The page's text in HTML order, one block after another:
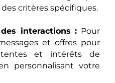
critères spécifiques.
interactions : Pour
et offres pour
et intérêts de
personnalisant votre